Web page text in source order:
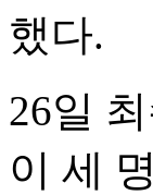
했다.
26일
이 세